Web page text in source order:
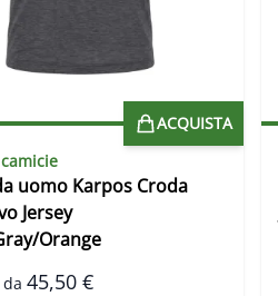
ACQUISTA
uomo Karpos Croda
Jersey
Orange
45,50 €